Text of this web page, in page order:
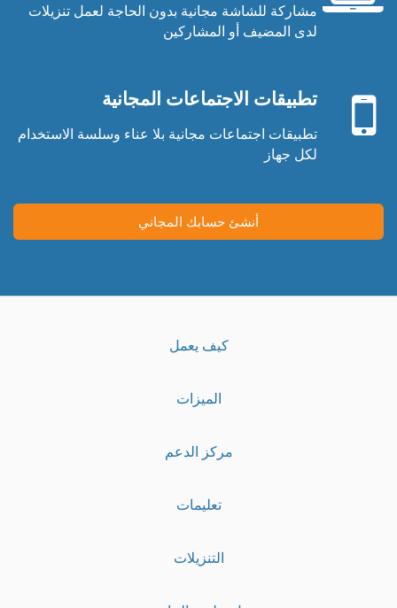
مشاركة للشاشة مجانية بدون الحاجة لعمل تنزيلات
لدى المضيف أو المشاركين
تطبيقات الاجتماعات المجانية
تطبيقات اجتماعات مجانية بلا عناء وسلسة الاستخدام
لكل جهاز
أنشئ حسابك المجاني
كيف يعمل
الميزات
مركز الدعم
تعليمات
التنزيلات